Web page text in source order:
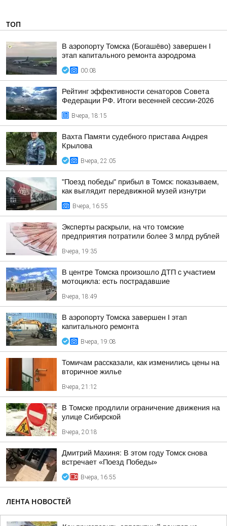
ТОП
В аэропорту Томска (Богашёво) завершен I
этап капитального ремонта аэродрома
00:08
Рейтинг эффективности сенаторов Совета
Федерации РФ. Итоги весенней сессии-2026
Вчера, 18:15
Вахта Памяти судебного пристава Андрея
Крылова
Вчера, 22:05
"Поезд победы" прибыл в Томск: показываем,
как выглядит передвижной музей изнутри
Вчера, 16:55
Эксперты раскрыли, на что томские
предприятия потратили более 3 млрд рублей
Вчера, 19:35
В центре Томска произошло ДТП с участием
мотоцикла: есть пострадавшие
Вчера, 18:49
В аэропорту Томска завершен I этап
капитального ремонта
Вчера, 19:08
Томичам рассказали, как изменились цены на
вторичное жилье
Вчера, 21:12
В Томске продлили ограничение движения на
улице Сибирской
Вчера, 20:18
Дмитрий Махиня: В этом году Томск снова
встречает «Поезд Победы»
Вчера, 16:55
ЛЕНТА НОВОСТЕЙ